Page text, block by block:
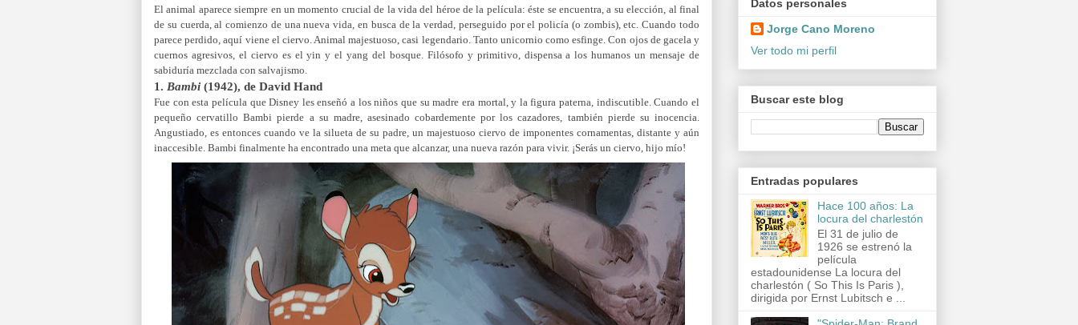
El animal aparece siempre en un momento crucial de la vida del héroe de la película: éste se encuentra, a su elección, al final
de su cuerda, al comienzo de una nueva vida, en busca de la verdad, perseguido por el policía (o zombis), etc. Cuando todo
parece perdido, aquí viene el ciervo. Animal majestuoso, casi legendario. Tanto unicornio como esfinge. Con ojos de gacela y
cuernos agresivos, el ciervo es el yin y el yang del bosque. Filósofo y primitivo, dispensa a los humanos un mensaje de
sabiduría mezclada con salvajismo.
1. Bambi (1942), de David Hand
Fue con esta película que Disney les enseñó a los niños que su madre era mortal, y la figura paterna, indiscutible. Cuando el
pequeño cervatillo Bambi pierde a su madre, asesinado cobardemente por los cazadores, también pierde su inocencia.
Angustiado, es entonces cuando ve la silueta de su padre, un majestuoso ciervo de imponentes cornamentas, distante y aún
inaccesible. Bambi finalmente ha encontrado una meta que alcanzar, una nueva razón para vivir. ¡Serás un ciervo, hijo mío!
Datos personales
Jorge Cano Moreno
Ver todo mi perfil
Buscar este blog
Entradas populares
Hace 100 años: La
locura del charlestón
El 31 de julio de
1926 se estrenó la
película
estadounidense La locura del
charlestón ( So This Is Paris ),
dirigida por Ernst Lubitsch e ...